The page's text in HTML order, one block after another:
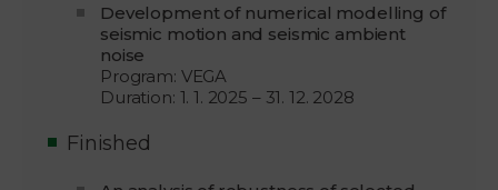
Development of numerical modelling of
seismic motion and seismic ambient
noise
Program: VEGA
Duration: 1. 1. 2025 – 31. 12. 2028
Finished